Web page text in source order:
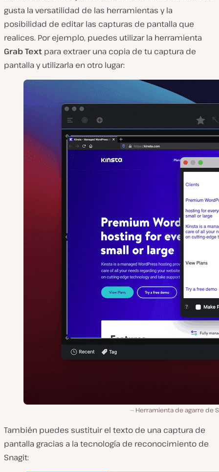
gusta la versatilidad de las herramientas y la
posibilidad de editar las capturas de pantalla que
realices. Por ejemplo, puedes utilizar la herramienta
Grab Text para extraer una copia de tu captura de
pantalla y utilizarla en otro lugar:
Herramienta de agarre de
También puedes sustituir el texto de una captura de
pantalla gracias a la tecnología de reconocimiento de
Snagit: